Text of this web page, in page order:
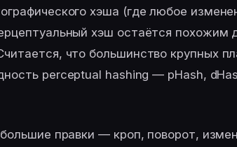
хэша (где любое
хэш остаётся похожим
что большинство крупных
perceptual hashing — pHash,
правки — кроп, поворот,